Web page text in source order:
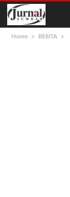
Home BERITA